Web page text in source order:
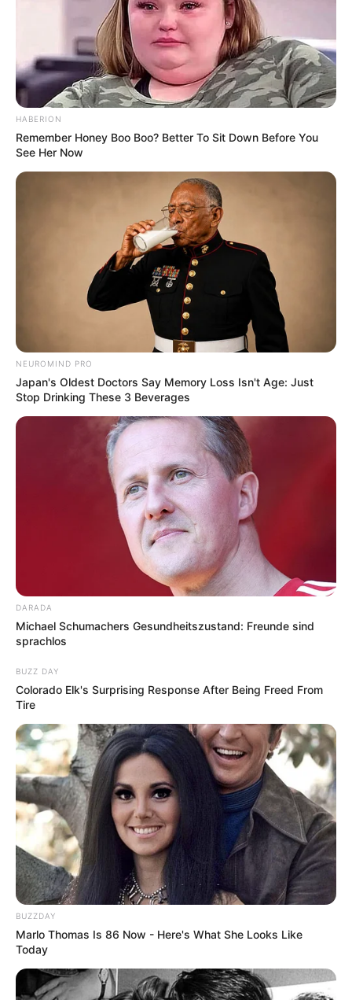
HABERION
Remember Honey Boo Boo? Better To Sit Down Before You
See Her Now
NEUROMIND PRO
Japan's Oldest Doctors Say Memory Loss Isn't Age: Just
Stop Drinking These 3 Beverages
DARADA
Michael Schumachers Gesundheitszustand: Freunde sind
sprachlos
BUZZ DAY
Colorado Elk's Surprising Response After Being Freed From
Tire
BUZZDAY
Marlo Thomas Is 86 Now - Here's What She Looks Like
Today